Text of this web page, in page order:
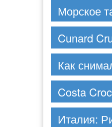
Морское
Cunard
Как
Costa
Италия: